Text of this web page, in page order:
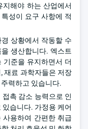
해야 하는 산업에서
성이 요구 사항에 적
상황에서 작동할 수
생산합니다. 엑스트
기준을 유지하면서 더
재료 과학자들은 저장
력하고 있습니다.
촉 감소 능력으로 인
습니다. 가정용 케어
용하여 간편한 취급